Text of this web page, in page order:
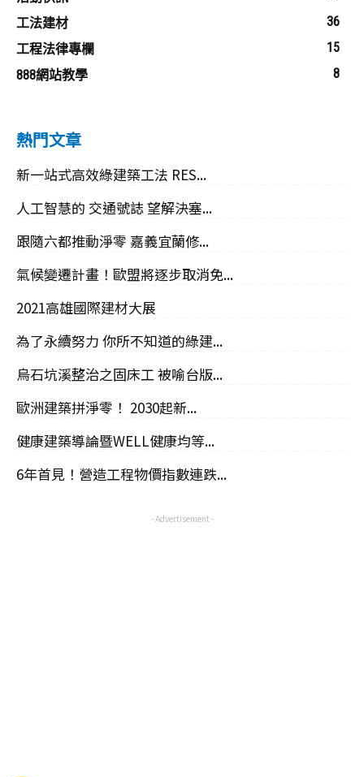
工法建材
36
工程法律專欄
15
888網站教學
8
熱門文章
新一站式高效綠建築工法 RES...
人工智慧的 交通號誌 望解決塞...
跟隨六都推動淨零 嘉義宜蘭修...
氣候變遷計畫！歐盟將逐步取消免...
2021高雄國際建材大展
為了永續努力 你所不知道的綠建...
烏石坑溪整治之固床工 被喻台版...
歐洲建築拼淨零！ 2030起新...
健康建築導論暨WELL健康均等...
6年首見！營造工程物價指數連跌...
- Advertisement -